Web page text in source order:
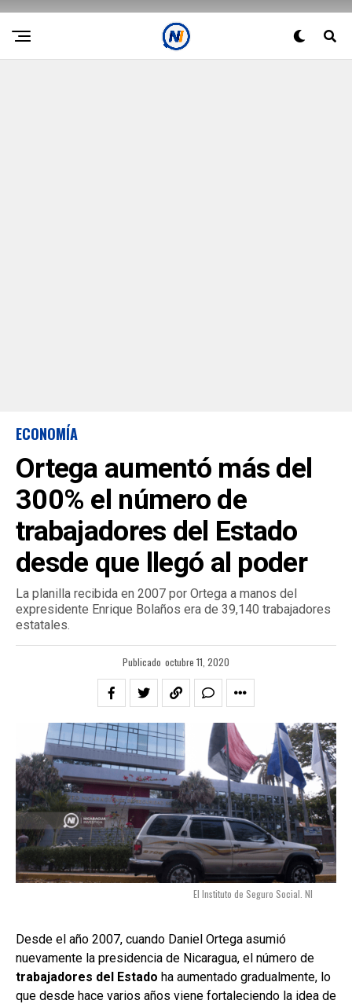
ECONOMÍA
Ortega aumentó más del
300% el número de
trabajadores del Estado
desde que llegó al poder
La planilla recibida en 2007 por Ortega a manos del
expresidente Enrique Bolaños era de 39,140 trabajadores
estatales.
Publicado octubre 11, 2020
El Instituto de Seguro Social. NI
Desde el año 2007, cuando Daniel Ortega asumió
nuevamente la presidencia de Nicaragua, el número de
trabajadores del Estado ha aumentado gradualmente, lo
que desde hace varios años viene fortaleciendo la idea de